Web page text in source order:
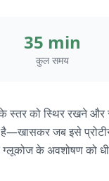
35 min
कुल समय
स्तर को स्थिर रखने और
है—खासकर जब इसे
के अवशोषण को